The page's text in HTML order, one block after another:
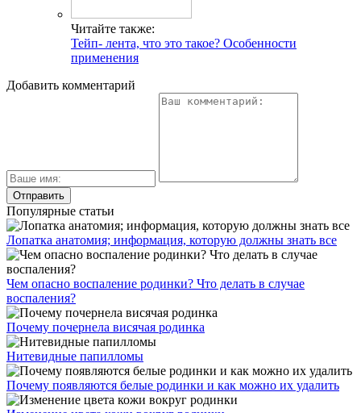
Читайте также:
Тейп- лента, что это такое? Особенности
применения
Добавить комментарий
Популярные статьи
Лопатка анатомия; информация, которую должны знать все
Чем опасно воспаление родинки? Что делать в случае
воспаления?
Почему почернела висячая родинка
Нитевидные папилломы
Почему появляются белые родинки и как можно их удалить